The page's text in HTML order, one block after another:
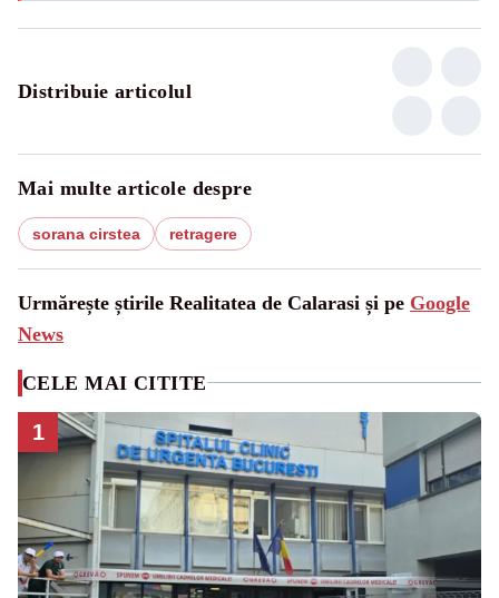
Distribuie articolul
Mai multe articole despre
sorana cirstea retragere
Urmărește știrile Realitatea de Calarasi și pe Google
News
CELE MAI CITITE
1